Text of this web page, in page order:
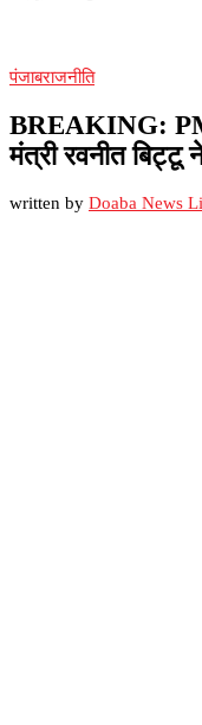
पंजाबराजनीति
BREAKING:
मंत्री रवनीत बिट्टू
written by Doaba News